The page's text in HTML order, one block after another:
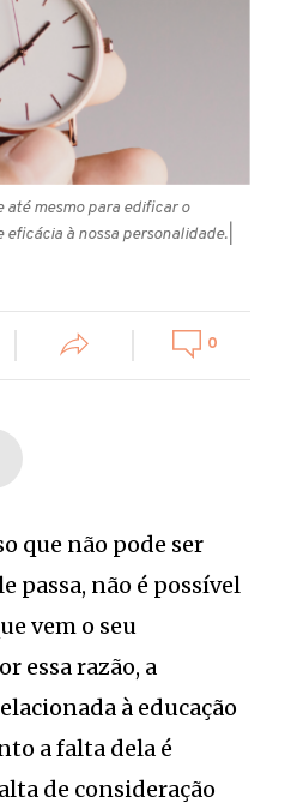
mesmo para edificar o
à nossa personalidade.|
0
que não pode ser
passa, não é possível
vem o seu
essa razão, a
à educação
a falta dela é
de consideração